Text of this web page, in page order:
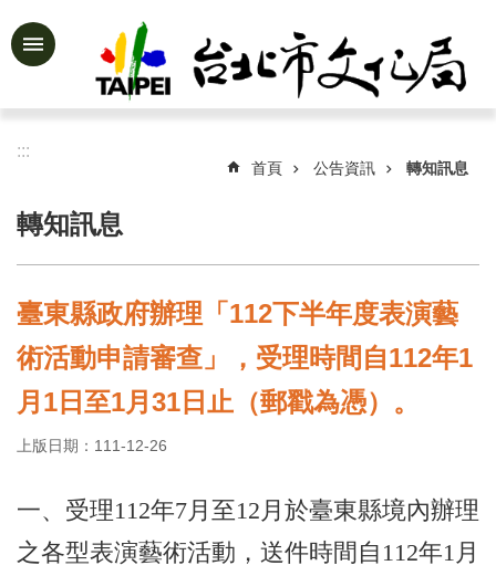
跳到主要內容區塊
進
告
訊
認
識
文
局
項
:::
首頁 公告資訊 轉知訊息
轉知訊息
臺東縣政府辦理「112下半年度表演藝
術活動申請審查」，受理時間自112年1
月1日至1月31日止（郵戳為憑）。
上版日期：111-12-26
一、受理112年7月至12月於臺東縣境內辦理
之各型表演藝術活動，送件時間自112年1月